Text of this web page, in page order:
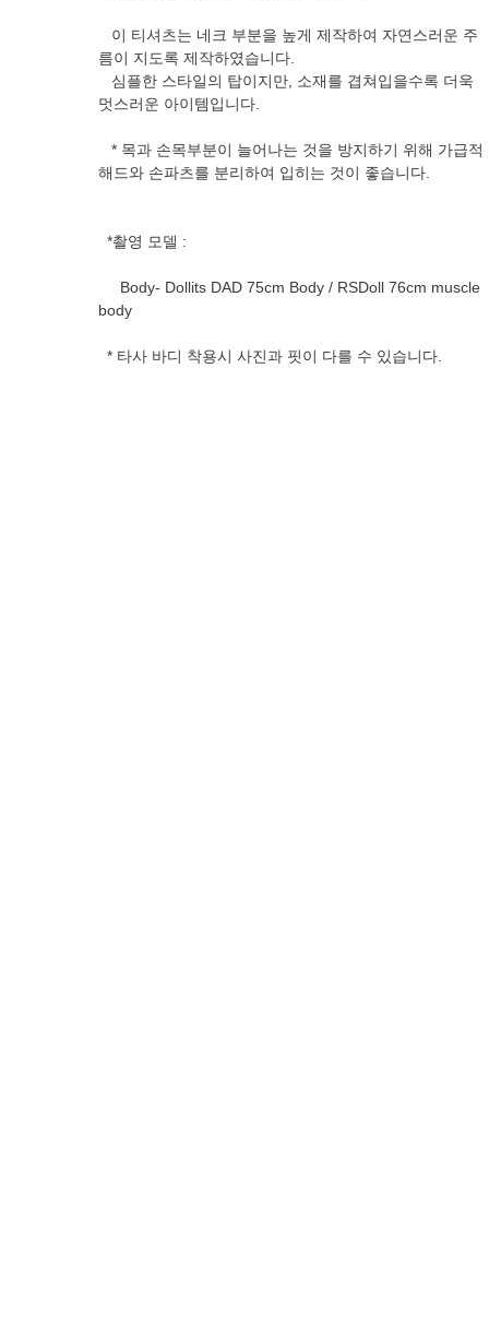
이 티셔츠는 네크 부분을 높게 제작하여 자연스러운 주
름이 지도록 제작하였습니다.
심플한 스타일의 탑이지만, 소재를 겹쳐입을수록 더욱
멋스러운 아이템입니다.
* 목과 손목부분이 늘어나는 것을 방지하기 위해 가급적
해드와 손파츠를 분리하여 입히는 것이 좋습니다.
*촬영 모델 :
Body- Dollits DAD 75cm Body / RSDoll 76cm muscle
body
* 타사 바디 착용시 사진과 핏이 다를 수 있습니다.